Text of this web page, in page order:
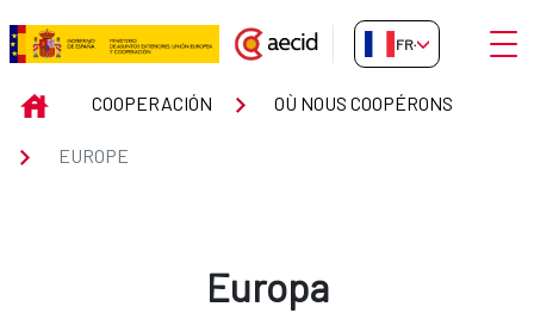
Saut au contenu principal
EUROPE
FR-FR
INICIOCOOPERACIÓN OÙ NOUS COOPÉRONS
EUROPE
Europa